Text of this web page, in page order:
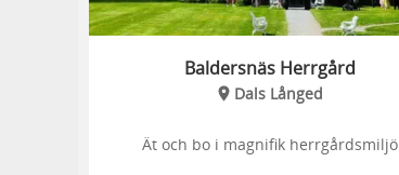
Baldersnäs Herrgård
Dals Långed
Ät och bo i magnifik herrgårdsmiljö